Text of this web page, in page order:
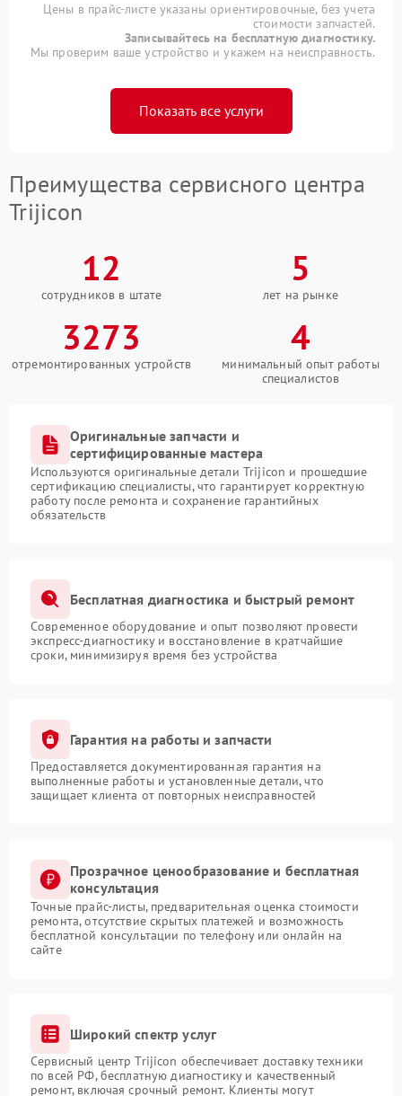
Цены в прайс-листе указаны ориентировочные, без учета
стоимости запчастей.
Записывайтесь на бесплатную диагностику.
Мы проверим ваше устройство и укажем на неисправность.
Показать все услуги
Преимущества сервисного центра
Trijicon
12
сотрудников в штате
5
лет на рынке
3273
отремонтированных устройств
4
минимальный опыт работы
специалистов
Оригинальные запчасти и
сертифицированные мастера
Используются оригинальные детали Trijicon и прошедшие
сертификацию специалисты, что гарантирует корректную
работу после ремонта и сохранение гарантийных
обязательств
Бесплатная диагностика и быстрый ремонт
Современное оборудование и опыт позволяют провести
экспресс-диагностику и восстановление в кратчайшие
сроки, минимизируя время без устройства
Гарантия на работы и запчасти
Предоставляется документированная гарантия на
выполненные работы и установленные детали, что
защищает клиента от повторных неисправностей
Прозрачное ценообразование и бесплатная
консультация
Точные прайс-листы, предварительная оценка стоимости
ремонта, отсутствие скрытых платежей и возможность
бесплатной консультации по телефону или онлайн на
сайте
Широкий спектр услуг
Сервисный центр Trijicon обеспечивает доставку техники
по всей РФ, бесплатную диагностику и качественный
ремонт, включая срочный ремонт. Клиенты могут